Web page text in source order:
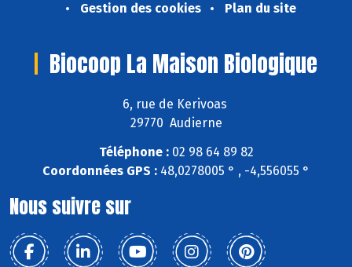
Gestion des cookies
Plan du site
Biocoop La Maison Biologique
6, rue de Kerivoas
29770 Audierne
Téléphone :02 98 64 89 82
Coordonnées GPS : 48,0278005 ° , -4,556055 °
Nous suivre sur